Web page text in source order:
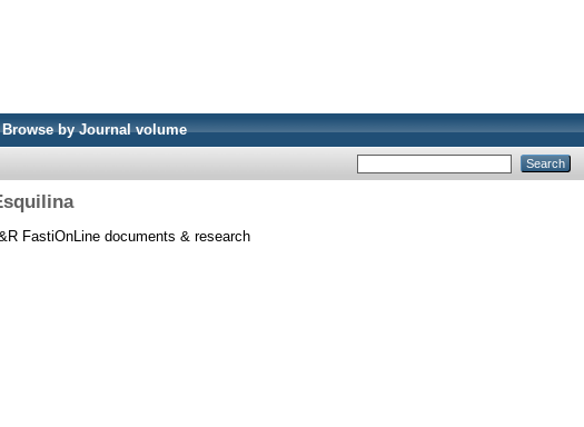
Browse by Journal volume
FastiOnLine documents & research